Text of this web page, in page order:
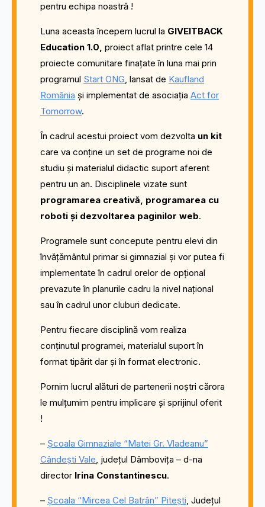
pentru echipa noastră !
Luna aceasta începem lucrul la GIVEITBACK
Education 1.0, proiect aflat printre cele 14
proiecte comunitare finațate în luna mai prin
programul Start ONG, lansat de Kaufland
România și implementat de asociația Act for
Tomorrow.
În cadrul acestui proiect vom dezvolta un kit
care va conține un set de programe noi de
studiu și materialul didactic suport aferent
pentru un an. Disciplinele vizate sunt
programarea creativă, programarea cu
roboti și dezvoltarea paginilor web.
Programele sunt concepute pentru elevi din
învățământul primar si gimnazial și vor putea fi
implementate în cadrul orelor de opțional
prevazute în planurile cadru la nivel național
sau în cadrul unor cluburi dedicate.
Pentru fiecare disciplină vom realiza
conținutul programei, materialul suport în
format tipărit dar și în format electronic.
Pornim lucrul alături de partenerii noștri cărora
le mulțumim pentru implicare și sprijinul oferit
!
– Școala Gimnaziale “Matei Gr. Vladeanu”
Cândești Vale, județul Dâmbovița – d-na
director Irina Constantinescu.
– Școala “Mircea Cel Batrân” Pitești, Județul